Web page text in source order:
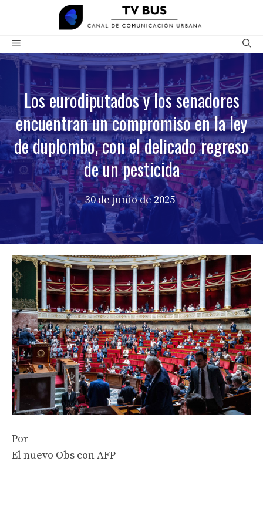
contenido
Menú
Los eurodiputados y los senadores
encuentran un compromiso en la ley
de duplombo, con el delicado regreso
de un pesticida
30 de junio de 2025
Por
El nuevo Obs con AFP